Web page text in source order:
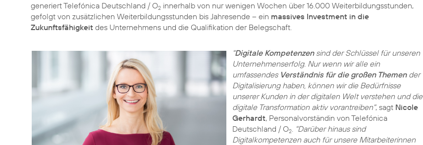
generiert Telefónica Deutschland / O2 innerhalb von nur wenigen Wochen über 16.000 Weiterbildungsstunden,
gefolgt von zusätzlichen Weiterbildungsstunden bis Jahresende – ein massives Investment in die
Zukunftsfähigkeit des Unternehmens und die Qualifikation der Belegschaft.
"Digitale Kompetenzensind der Schlüssel für unseren
Unternehmenserfolg. Nur wenn wir alle ein
umfassendes Verständnis für die großen Themender
Digitalisierung haben, können wir die Bedürfnisse
unserer Kunden in der digitalen Welt verstehen und die
digitale Transformation aktiv vorantreiben", sagt Nicole
Gerhardt, Personalvorständin von Telefónica
Deutschland / O2. "Darüber hinaus sind
Digitalkompetenzen auch für unsere Mitarbeiterinnen